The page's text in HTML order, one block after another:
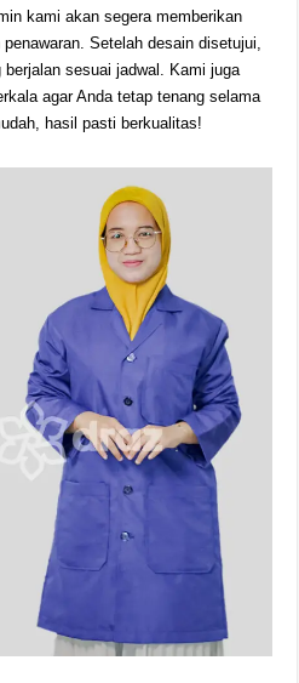
kami akan segera memberikan
Setelah desain disetujui,
sesuai jadwal. Kami juga
agar Anda tetap tenang selama
hasil pasti berkualitas!